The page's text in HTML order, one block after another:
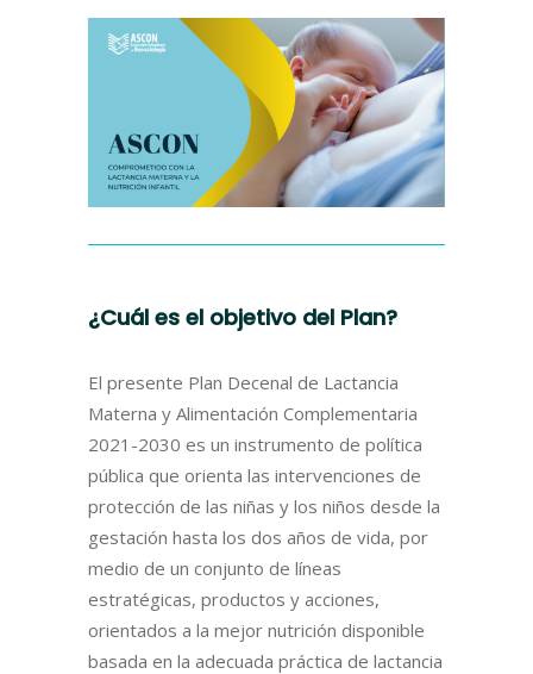
¿Cuál es el objetivo del Plan?
El presente Plan Decenal de Lactancia
Materna y Alimentación Complementaria
2021-2030 es un instrumento de política
pública que orienta las intervenciones de
protección de las niñas y los niños desde la
gestación hasta los dos años de vida, por
medio de un conjunto de líneas
estratégicas, productos y acciones,
orientados a la mejor nutrición disponible
basada en la adecuada práctica de lactancia